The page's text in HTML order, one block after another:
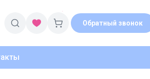
Обратный звонок